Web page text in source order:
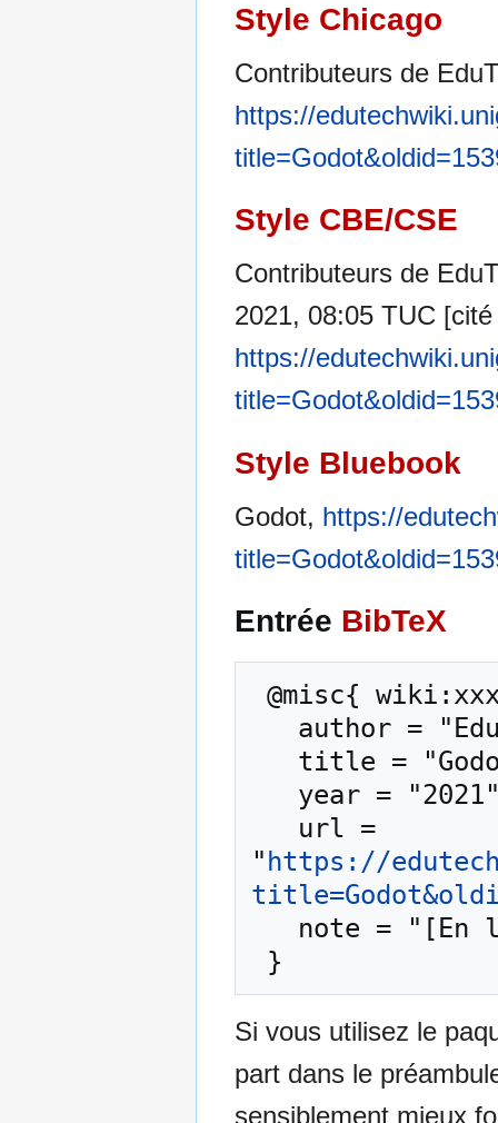
Style Chicago
Contributeurs de
https://
Style CBE/CSE
Contributeurs de
2021, 08:05 TUC
https://
Style Bluebook
Godot, https://
Entrée BibTeX
" https://
Si vous utilisez le
part dans le
sensiblement mieux